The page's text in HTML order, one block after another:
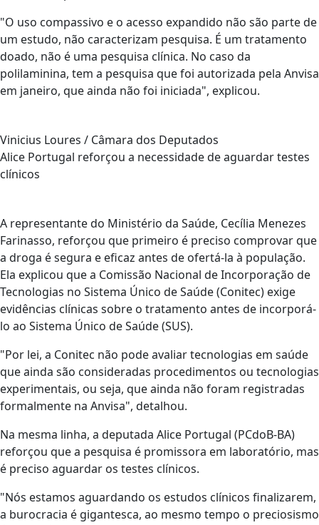
"O uso compassivo e o acesso expandido não são parte de
um estudo, não caracterizam pesquisa. É um tratamento
doado, não é uma pesquisa clínica. No caso da
polilaminina, tem a pesquisa que foi autorizada pela Anvisa
em janeiro, que ainda não foi iniciada", explicou.
Vinicius Loures / Câmara dos Deputados
Alice Portugal reforçou a necessidade de aguardar testes
clínicos
A representante do Ministério da Saúde, Cecília Menezes
Farinasso, reforçou que primeiro é preciso comprovar que
a droga é segura e eficaz antes de ofertá-la à população.
Ela explicou que a Comissão Nacional de Incorporação de
Tecnologias no Sistema Único de Saúde (Conitec) exige
evidências clínicas sobre o tratamento antes de incorporá-
lo ao Sistema Único de Saúde (SUS).
"Por lei, a Conitec não pode avaliar tecnologias em saúde
que ainda são consideradas procedimentos ou tecnologias
experimentais, ou seja, que ainda não foram registradas
formalmente na Anvisa", detalhou.
Na mesma linha, a deputada Alice Portugal (PCdoB-BA)
reforçou que a pesquisa é promissora em laboratório, mas
é preciso aguardar os testes clínicos.
"Nós estamos aguardando os estudos clínicos finalizarem,
a burocracia é gigantesca, ao mesmo tempo o preciosismo